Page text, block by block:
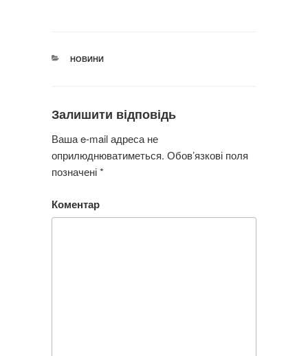
e
o
k
er
КАТЕГОРІЇ
НОВИНИ
Залишити відповідь
Ваша e-mail адреса не
оприлюднюватиметься. Обов’язкові поля
позначені*
Коментар